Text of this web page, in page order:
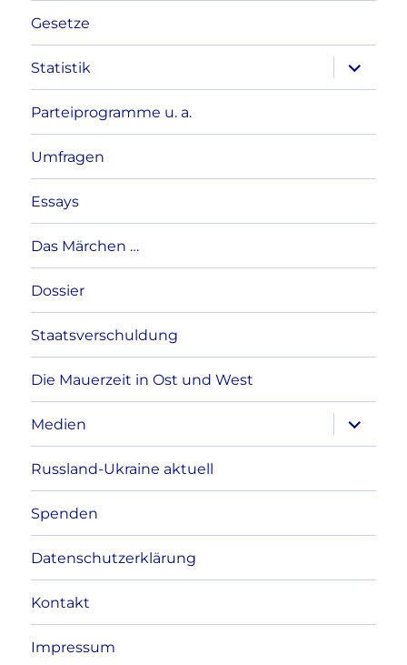
Gesetze
Statistik
anzeigen
Parteiprogramme u. a.
Umfragen
Essays
Das Märchen …
Dossier
Staatsverschuldung
Die Mauerzeit in Ost und West
Medien
anzeigen
Russland-Ukraine aktuell
Spenden
Datenschutzerklärung
Kontakt
Impressum